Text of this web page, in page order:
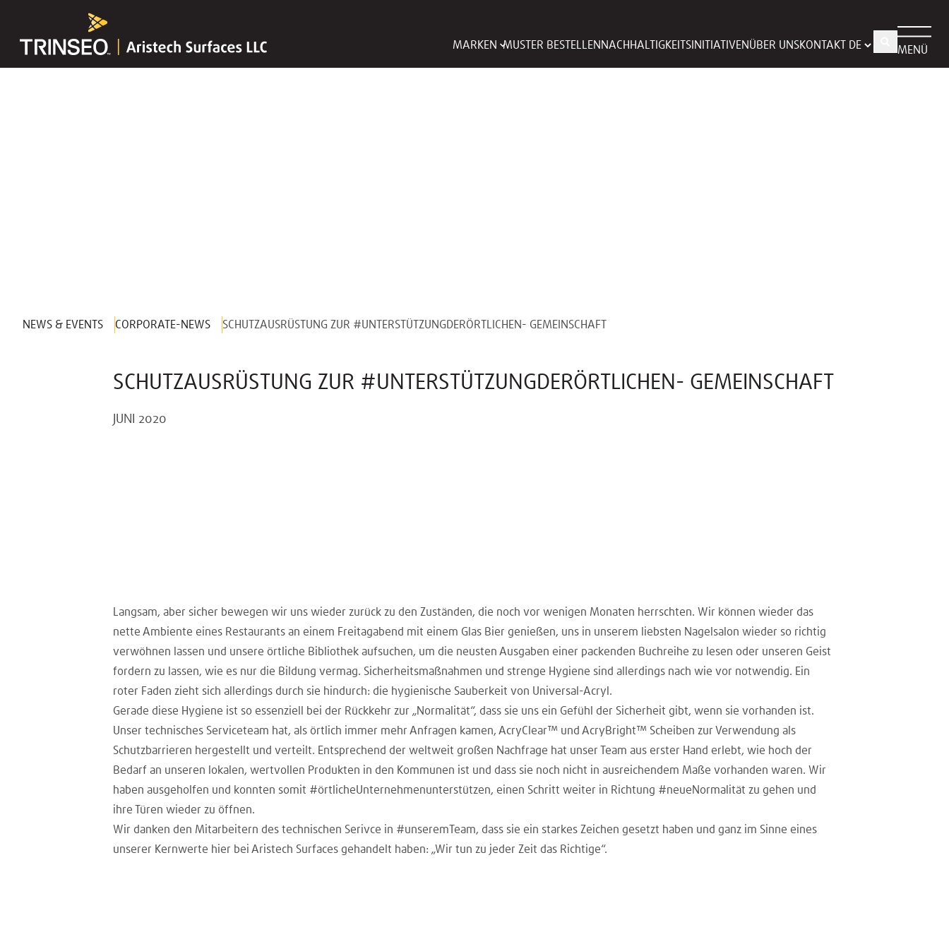
MARKEN MUSTER BESTELLEN NACHHALTIGKEITSINITIATIVENÜBER UNSKONTAKT MENÜ
NEWS & EVENTS CORPORATE-NEWS SCHUTZAUSRÜSTUNG ZUR #UNTERSTÜTZUNGDERÖRTLICHEN- GEMEINSCHAFT
SCHUTZAUSRÜSTUNG ZUR #UNTERSTÜTZUNGDERÖRTLICHEN- GEMEINSCHAFT
JUNI 2020
Langsam, aber sicher bewegen wir uns wieder zurück zu den Zuständen, die noch vor wenigen Monaten herrschten. Wir können wieder das
nette Ambiente eines Restaurants an einem Freitagabend mit einem Glas Bier genießen, uns in unserem liebsten Nagelsalon wieder so richtig
verwöhnen lassen und unsere örtliche Bibliothek aufsuchen, um die neusten Ausgaben einer packenden Buchreihe zu lesen oder unseren Geist
fordern zu lassen, wie es nur die Bildung vermag. Sicherheitsmaßnahmen und strenge Hygiene sind allerdings nach wie vor notwendig. Ein
roter Faden zieht sich allerdings durch sie hindurch: die hygienische Sauberkeit von Universal-Acryl.
Gerade diese Hygiene ist so essenziell bei der Rückkehr zur „Normalität“, dass sie uns ein Gefühl der Sicherheit gibt, wenn sie vorhanden ist.
Unser technisches Serviceteam hat, als örtlich immer mehr Anfragen kamen, AcryClear™ und AcryBright™ Scheiben zur Verwendung als
Schutzbarrieren hergestellt und verteilt. Entsprechend der weltweit großen Nachfrage hat unser Team aus erster Hand erlebt, wie hoch der
Bedarf an unseren lokalen, wertvollen Produkten in den Kommunen ist und dass sie noch nicht in ausreichendem Maße vorhanden waren. Wir
haben ausgeholfen und konnten somit #örtlicheUnternehmenunterstützen, einen Schritt weiter in Richtung #neueNormalität zu gehen und
ihre Türen wieder zu öffnen.
Wir danken den Mitarbeitern des technischen Serivce in #unseremTeam, dass sie ein starkes Zeichen gesetzt haben und ganz im Sinne eines
unserer Kernwerte hier bei Aristech Surfaces gehandelt haben: „Wir tun zu jeder Zeit das Richtige“.